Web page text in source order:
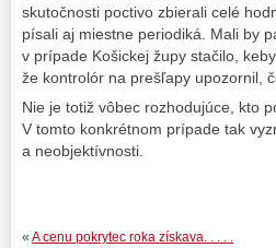
skutočnosti poctivo zbierali celé
písali aj miestne periodiká. Mali by
v prípade Košickej župy stačilo,
že kontrolór na prešľapy upozornil,
Nie je totiž vôbec rozhodujúce, kto
V tomto konkrétnom prípade tak
a neobjektívnosti.
« A cenu pokrytec roka získava. . . . .